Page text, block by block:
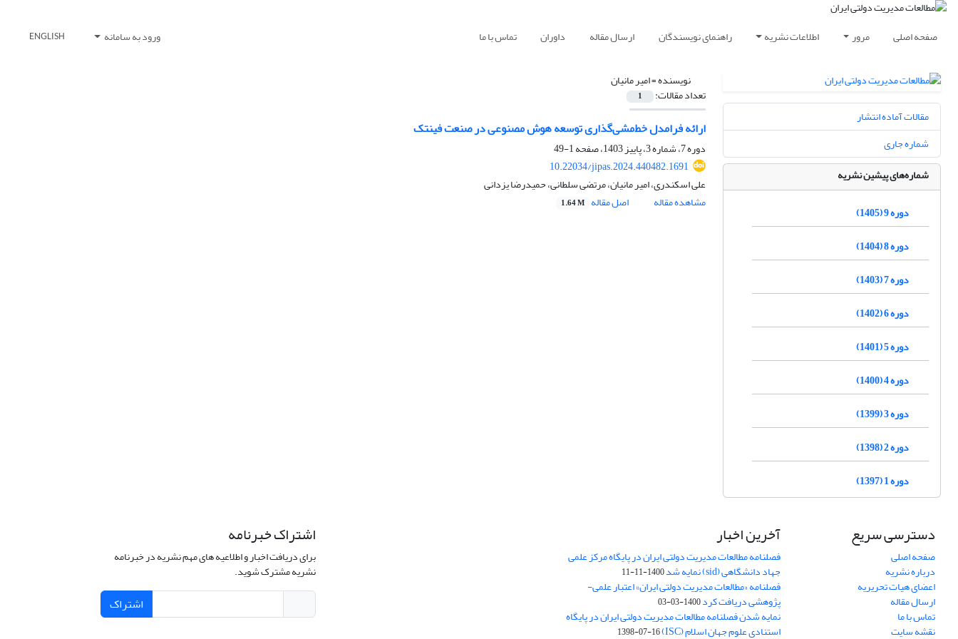
صفحه اصلی مرور اطلاعات نشریه راهنمای نویسندگان ارسال مقاله داوران تماس با ما ورود به سامانه ENGLISH
نویسنده =امیر مانیان
تعداد مقالات: 1
ارائه فرامدل خط‌مشی‌گذاری توسعه هوش مصنوعی در صنعت فینتک
دوره 7، شماره 3، پاییز 1403، صفحه
1-49
10.22034/jipas.2024.440482.1691
علی اسکندری، امیر مانیان، مرتضی سلطانی، حمیدرضا یزدانی
مشاهده مقاله
اصل مقاله 1.64 M
مقالات آماده انتشار
شماره جاری
شماره‌های پیشین نشریه
دوره 9 (1405)
دوره 8 (1404)
دوره 7 (1403)
دوره 6 (1402)
دوره 5 (1401)
دوره 4 (1400)
دوره 3 (1399)
دوره 2 (1398)
دوره 1 (1397)
دسترسی سریع
صفحه اصلی
درباره نشریه
اعضای هیات تحریریه
ارسال مقاله
تماس با ما
نقشه سایت
آخرین اخبار
فصلنامه مطالعات مدیریت دولتی ایران در پایگاه مرکز علمی
جهاد دانشگاهی (sid) نمایه شد 1400-11-11
فصلنامه «مطالعات مدیریت دولتی ایران» اعتبار علمی-
پژوهشی دریافت کرد1400-03-03
نمایه شدن فصلنامه مطالعات مدیریت دولتی ایران در پایگاه
استنادی علوم جهان اسلام (ISC) 1398-07-16
اشتراک خبرنامه
برای دریافت اخبار و اطلاعیه های مهم نشریه در خبرنامه
نشریه مشترک شوید.
اشتراک